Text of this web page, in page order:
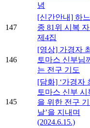
념
147
[신간안내] 하
종 81위 시복
제4집
146
[영상] 가경자
토마스 신부님
는 전구 기도
145
[담화] ‘가경자
토마스 신부 시
을 위한 전구 기
날’을 지내며
(2024.6.15.)